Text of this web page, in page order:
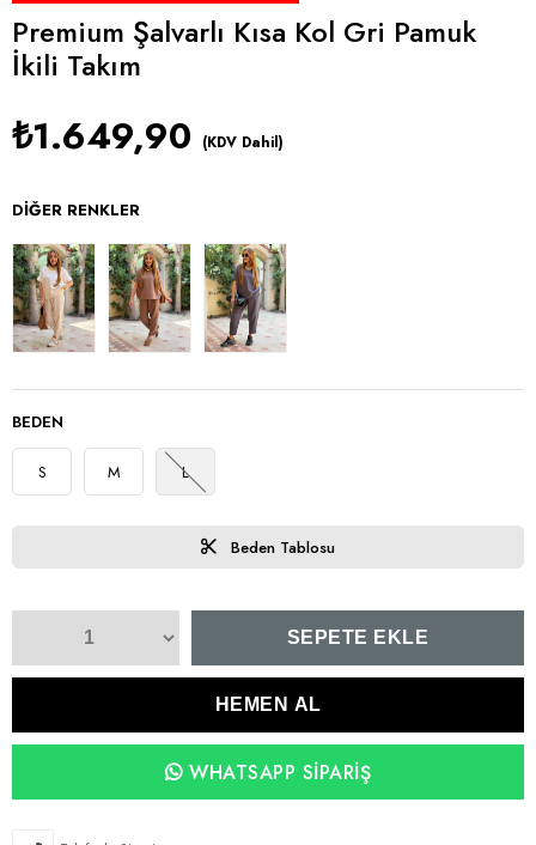
Premium Şalvarlı Kısa Kol Gri Pamuk
İkili Takım
₺1.649,90 (KDV Dahil)
DIĞER RENKLER
BEDEN
S M L
Beden Tablosu
WHATSAPP SIPARIŞ